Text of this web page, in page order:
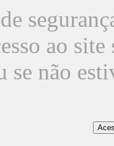
ao
se não